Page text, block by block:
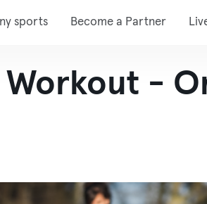
sports Become a Partner
Workout -